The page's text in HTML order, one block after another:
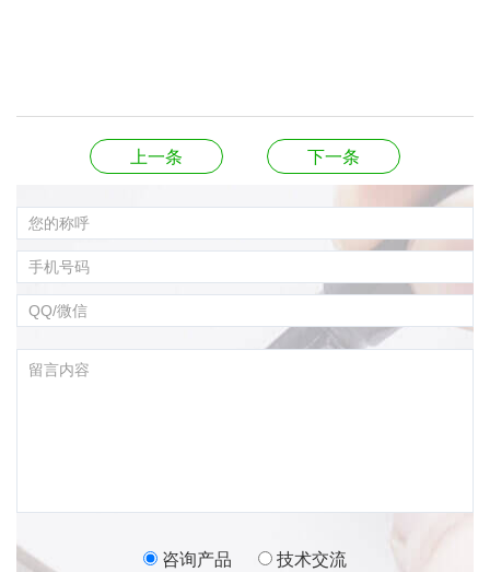
上一条 下一条
咨询产品 技术交流